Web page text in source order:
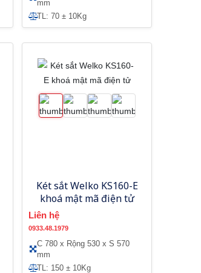
mm
TL: 70 ± 10Kg
Két sắt Welko KS160-E
khoá mật mã điện tử
Liên hệ
0933.48.1979
C 780 x Rộng 530 x S 570
mm
TL: 150 ± 10Kg